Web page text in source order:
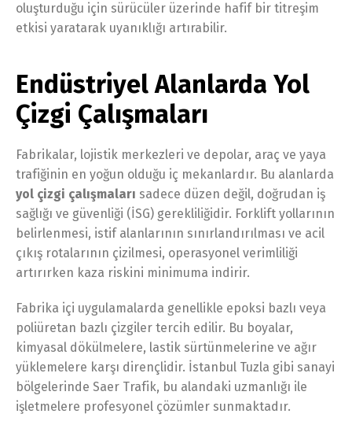
oluşturduğu için sürücüler üzerinde hafif bir titreşim
etkisi yaratarak uyanıklığı artırabilir.
Endüstriyel Alanlarda Yol
Çizgi Çalışmaları
Fabrikalar, lojistik merkezleri ve depolar, araç ve yaya
trafiğinin en yoğun olduğu iç mekanlardır. Bu alanlarda
yol çizgi çalışmaları sadece düzen değil, doğrudan iş
sağlığı ve güvenliği (İSG) gerekliliğidir. Forklift yollarının
belirlenmesi, istif alanlarının sınırlandırılması ve acil
çıkış rotalarının çizilmesi, operasyonel verimliliği
artırırken kaza riskini minimuma indirir.
Fabrika içi uygulamalarda genellikle epoksi bazlı veya
poliüretan bazlı çizgiler tercih edilir. Bu boyalar,
kimyasal dökülmelere, lastik sürtünmelerine ve ağır
yüklemelere karşı dirençlidir. İstanbul Tuzla gibi sanayi
bölgelerinde Saer Trafik, bu alandaki uzmanlığı ile
işletmelere profesyonel çözümler sunmaktadır.